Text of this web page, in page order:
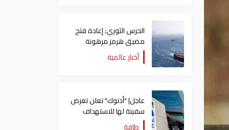
الحرس الثوري: إعادة فتح
مضيق هرمز مرهونة
بقبول واشنطن الكامل
لشروط طهران
أخبار عالمية
عاجل| "أدنوك" تعلن تعرض
سفينة لها للاستهداف
بصاروخ في مضيق هرمز
طاقة